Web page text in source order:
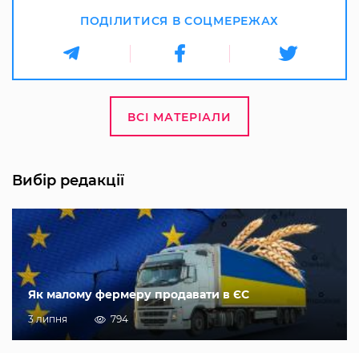
ПОДІЛИТИСЯ В СОЦМЕРЕЖАХ
ВСІ МАТЕРІАЛИ
Вибір редакції
Як малому фермеру продавати в ЄС
3 липня 794